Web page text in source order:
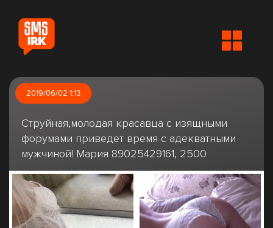
2019/06/02 1:13
Струйная,молодая красавца с изящными
форумами приведет время с адекватными
мужчиной! Мария 89025429161, 2500